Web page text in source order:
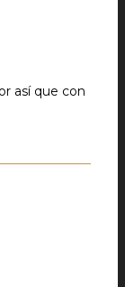
así que con